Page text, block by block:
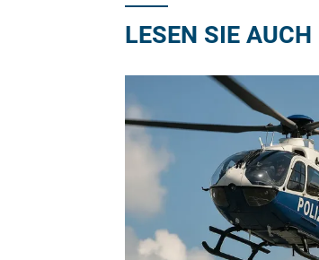
LESEN SIE AUCH